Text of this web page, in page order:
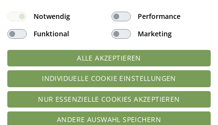
Fruchtpulver BANANE
gefriergetrocknetes
Frucht für Fluff, low-carb
Schokolade, Smoothies und
Shakes
Bewertet
mit5von
5
geprüfte Gesamtbewertungen
15,99€
79,95€/kg
1 - 3 Tage*
Fruchtpulver ERDBEERE
gefriergetrocknetes
Frucht für Fluff, low-carb
Schokolade, Smoothies und
Shakes
Bewertet
mit4.92
von 5
geprüfte Gesamtbewertungen
16,99€
84,95€/kg
Lieferzeit:
Notwendig
Performance
Funktional
Marketing
ALLE AKZEPTIEREN
INDIVIDUELLE COOKIE EINSTELLUNGEN
NUR ESSENZIELLE COOKIES AKZEPTIEREN
ANDERE AUSWAHL SPEICHERN